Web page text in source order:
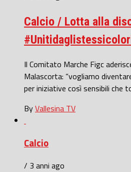
Calcio / Lotta alla
Il Comitato Marche Figc
Malascorta: “vogliamo
per iniziative così sensibili che
ByVallesina TV
Calcio
/ 3 anni ago